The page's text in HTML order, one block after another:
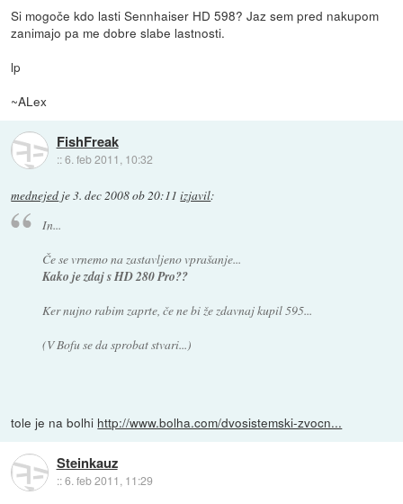
Si mogoče kdo lasti Sennhaiser HD 598? Jaz sem pred nakupom
zanimajo pa me dobre slabe lastnosti.
lp
~ALex
FishFreak
::6. feb 2011, 10:32
mednejed je3. dec 2008 ob 20:11 izjavil:
In...
Če se vrnemo na zastavljeno vprašanje...
Kako je zdaj s HD 280 Pro??
Ker nujno rabim zaprte, če ne bi že zdavnaj kupil 595...
(V Bofu se da sprobat stvari...)
tole je na bolhi http://www.bolha.com/dvosistemski-zvocn...
Steinkauz
::6. feb 2011, 11:29